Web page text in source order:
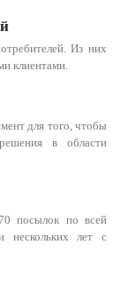
Из них
клиентами.
для того, чтобы
в области
посылок по всей
нескольких лет с